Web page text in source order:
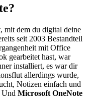
mit dem du digital deine
seit 2003 Bestandteil
mit Office
gearbeitet hast, war
installiert, es war dir
allerdings wurde,
Notizen einfach und
Und Microsoft OneNote